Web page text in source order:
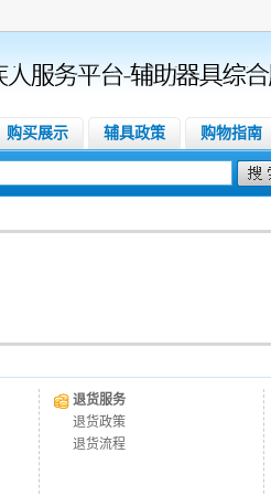
购买展示 辅具政策 购物指南
退货服务
退货政策
退货流程